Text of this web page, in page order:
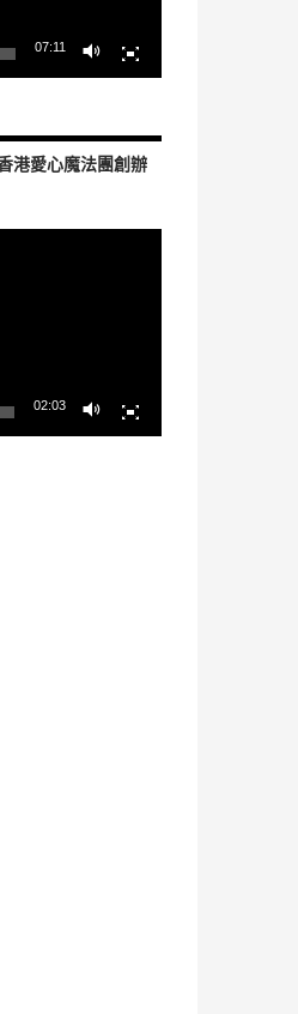
07:11
港愛心魔法團創辦
02:03